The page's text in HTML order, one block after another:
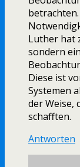
Luther hat
sondern
Diese ist
Systemen
der Weise,
schafften.
Antworten